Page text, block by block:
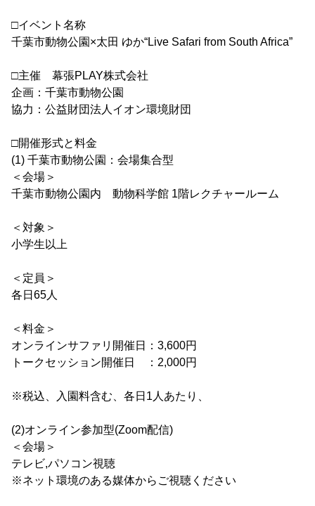
□イベント名称
千葉市動物公園×太田 ゆか“Live Safari from South Africa”
□主催 幕張PLAY株式会社
企画：千葉市動物公園
協力：公益財団法人イオン環境財団
□開催形式と料金
(1) 千葉市動物公園：会場集合型
＜会場＞
千葉市動物公園内 動物科学館 1階レクチャールーム
＜対象＞
小学生以上
＜定員＞
各日65人
＜料金＞
オンラインサファリ開催日：3,600円
トークセッション開催日 ：2,000円
※税込、入園料含む、各日1人あたり、
(2)オンライン参加型(Zoom配信)
＜会場＞
テレビ,パソコン視聴
※ネット環境のある媒体からご視聴ください